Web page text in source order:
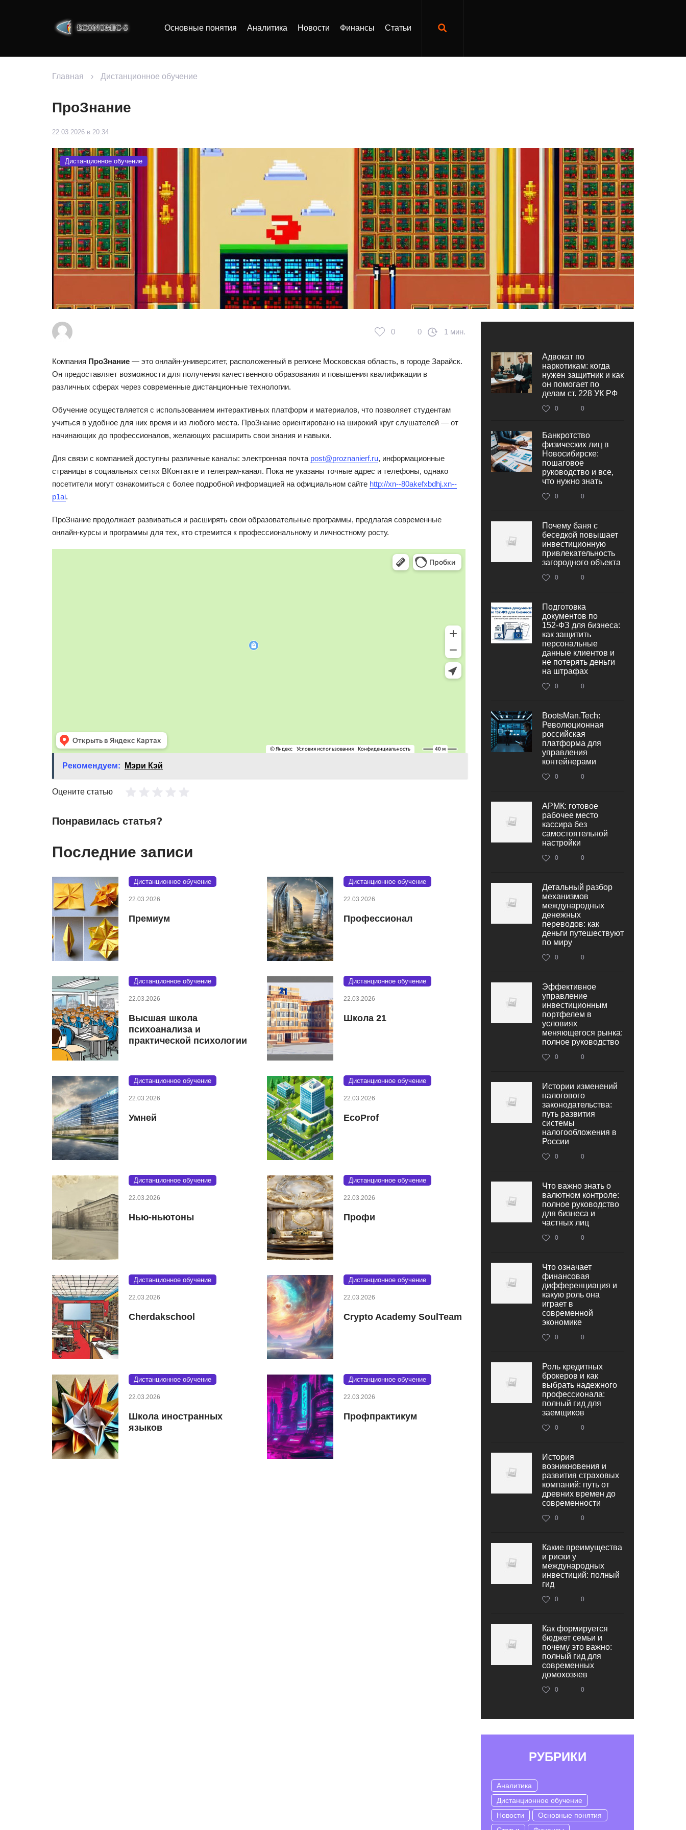
Основные понятия Аналитика Новости Финансы Статьи
Главная › Дистанционное обучение
ПроЗнание
22.03.2026 в 20:34
Дистанционное обучение
0 0 1 мин.
Компания ПроЗнание — это онлайн-университет, расположенный в регионе Московская область, в городе Зарайск.
Он предоставляет возможности для получения качественного образования и повышения квалификации в
различных сферах через современные дистанционные технологии.
Обучение осуществляется с использованием интерактивных платформ и материалов, что позволяет студентам
учиться в удобное для них время и из любого места. ПроЗнание ориентировано на широкий круг слушателей — от
начинающих до профессионалов, желающих расширить свои знания и навыки.
Для связи с компанией доступны различные каналы: электронная почта post@proznanierf.ru, информационные
страницы в социальных сетях ВКонтакте и телеграм-канал. Пока не указаны точные адрес и телефоны, однако
посетители могут ознакомиться с более подробной информацией на официальном сайте http://xn--80akefxbdhj.xn--
p1ai.
ПроЗнание продолжает развиваться и расширять свои образовательные программы, предлагая современные
онлайн-курсы и программы для тех, кто стремится к профессиональному и личностному росту.
Рекомендуем: Мэри Кэй
Оцените статью
Понравилась статья?
Последние записи
Дистанционное обучение
22.03.2026
Премиум
Дистанционное обучение
22.03.2026
Профессионал
Дистанционное обучение
22.03.2026
Высшая школа
психоанализа и
практической психологии
Дистанционное обучение
22.03.2026
Школа 21
Дистанционное обучение
22.03.2026
Умней
Дистанционное обучение
22.03.2026
EcoProf
Дистанционное обучение
22.03.2026
Нью-ньютоны
Дистанционное обучение
22.03.2026
Профи
Дистанционное обучение
22.03.2026
Cherdakschool
Дистанционное обучение
22.03.2026
Crypto Academy SoulTeam
Дистанционное обучение
22.03.2026
Школа иностранных
языков
Дистанционное обучение
22.03.2026
Профпрактикум
Адвокат по
наркотикам: когда
нужен защитник и как
он помогает по
делам ст. 228 УК РФ
0 0
Банкротство
физических лиц в
Новосибирске:
пошаговое
руководство и все,
что нужно знать
0 0
Почему баня с
беседкой повышает
инвестиционную
привлекательность
загородного объекта
0 0
Подготовка
документов по
152‑ФЗ для бизнеса:
как защитить
персональные
данные клиентов и
не потерять деньги
на штрафах
0 0
BootsMan.Tech:
Революционная
российская
платформа для
управления
контейнерами
0 0
АРМК: готовое
рабочее место
кассира без
самостоятельной
настройки
0 0
Детальный разбор
механизмов
международных
денежных
переводов: как
деньги путешествуют
по миру
0 0
Эффективное
управление
инвестиционным
портфелем в
условиях
меняющегося рынка:
полное руководство
0 0
Истории изменений
налогового
законодательства:
путь развития
системы
налогообложения в
России
0 0
Что важно знать о
валютном контроле:
полное руководство
для бизнеса и
частных лиц
0 0
Что означает
финансовая
дифференциация и
какую роль она
играет в
современной
экономике
0 0
Роль кредитных
брокеров и как
выбрать надежного
профессионала:
полный гид для
заемщиков
0 0
История
возникновения и
развития страховых
компаний: путь от
древних времен до
современности
0 0
Какие преимущества
и риски у
международных
инвестиций: полный
гид
0 0
Как формируется
бюджет семьи и
почему это важно:
полный гид для
современных
домохозяев
0 0
РУБРИКИ
Аналитика
Дистанционное обучение
Новости
Основные понятия